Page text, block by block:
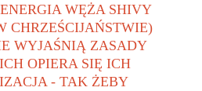
WĘŻA SHIVY
CHRZEŚCIJAŃSTWIE)
WYJAŚNIĄ ZASADY
OPIERA SIĘ ICH
- TAK ŻEBY